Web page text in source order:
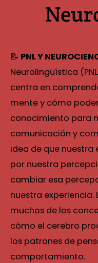
📝 PNL Y
Neurolingüística
centra en
mente y cómo
conocimiento para
comunicación y
idea de que
por nuestra
cambiar esa
nuestra experiencia.
muchos de los
cómo el cerebro
los patrones de
comportamiento.